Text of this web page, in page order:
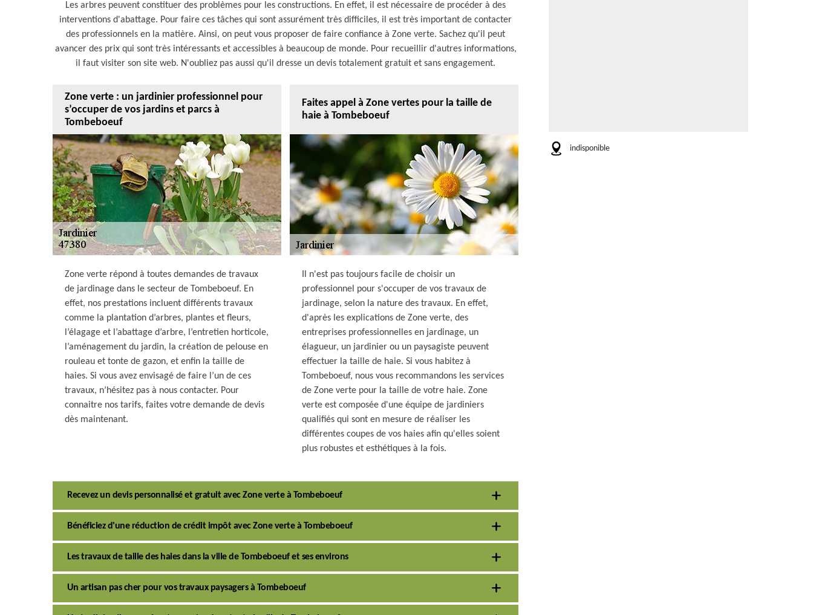
Les arbres peuvent constituer des problèmes pour les constructions. En effet, il est nécessaire de procéder à des
interventions d'abattage. Pour faire ces tâches qui sont assurément très difficiles, il est très important de contacter
des professionnels en la matière. Ainsi, on peut vous proposer de faire confiance à Zone verte. Sachez qu'il peut
avancer des prix qui sont très intéressants et accessibles à beaucoup de monde. Pour recueillir d'autres informations,
il faut visiter son site web. N'oubliez pas aussi qu'il dresse un devis totalement gratuit et sans engagement.
Zone verte : un jardinier professionnel pour
s’occuper de vos jardins et parcs à
Tombeboeuf
Zone verte répond à toutes demandes de travaux
de jardinage dans le secteur de Tombeboeuf. En
effet, nos prestations incluent différents travaux
comme la plantation d’arbres, plantes et fleurs,
l’élagage et l’abattage d’arbre, l’entretien horticole,
l’aménagement du jardin, la création de pelouse en
rouleau et tonte de gazon, et enfin la taille de
haies. Si vous avez envisagé de faire l’un de ces
travaux, n’hésitez pas à nous contacter. Pour
connaitre nos tarifs, faites votre demande de devis
dès maintenant.
Faites appel à Zone vertes pour la taille de
haie à Tombeboeuf
Il n'est pas toujours facile de choisir un
professionnel pour s'occuper de vos travaux de
jardinage, selon la nature des travaux. En effet,
d'après les explications de Zone verte, des
entreprises professionnelles en jardinage, un
élagueur, un jardinier ou un paysagiste peuvent
effectuer la taille de haie. Si vous habitez à
Tombeboeuf, nous vous recommandons les services
de Zone verte pour la taille de votre haie. Zone
verte est composée d'une équipe de jardiniers
qualifiés qui sont en mesure de réaliser les
différentes coupes de vos haies afin qu'elles soient
plus robustes et esthétiques à la fois.
Recevez un devis personnalisé et gratuit avec Zone verte à Tombeboeuf
Bénéficiez d'une réduction de crédit impôt avec Zone verte à Tombeboeuf
Les travaux de taille des haies dans la ville de Tombeboeuf et ses environs
Un artisan pas cher pour vos travaux paysagers à Tombeboeuf
indisponible